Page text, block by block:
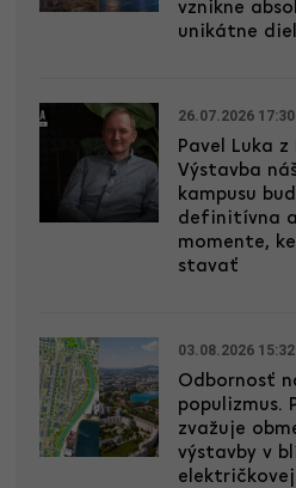
vznikne
unikátne
26.07.2026 17:30
Pavel Luka z
Výstavba
kampusu
definitívna
momente,
stavať
03.08.2026 15:32
Odbornosť
populizmus.
zvažuje
výstavby v